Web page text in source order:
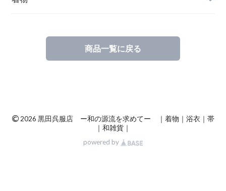
商品一覧に戻る
© 2026 黒田呉服店 ー和の源流を求めてー ｜着物｜浴衣｜帯
｜和雑貨｜
powered by